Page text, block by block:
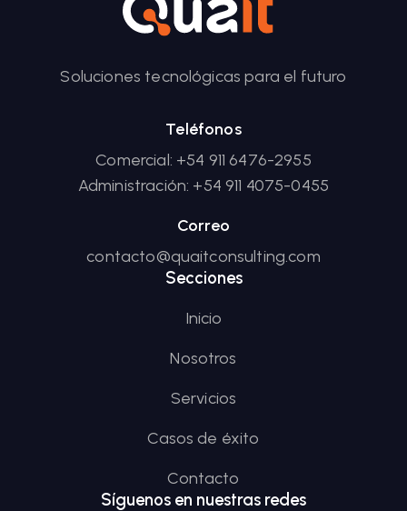
Soluciones tecnológicas para el futuro
Teléfonos
Comercial: +54 911 6476-2955
Administración: +54 911 4075-0455
Correo
contacto@quaitconsulting.com
Secciones
Inicio
Nosotros
Servicios
Casos de éxito
Contacto
Síguenos en nuestras redes